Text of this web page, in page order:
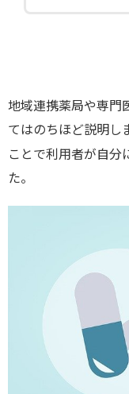
地域連携薬局や専門
てはのちほど説明し
ことで利用者が自分
た。